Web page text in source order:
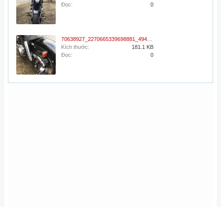
Đọc:
0
Kích thước:
181.1 KB
Đọc:
0